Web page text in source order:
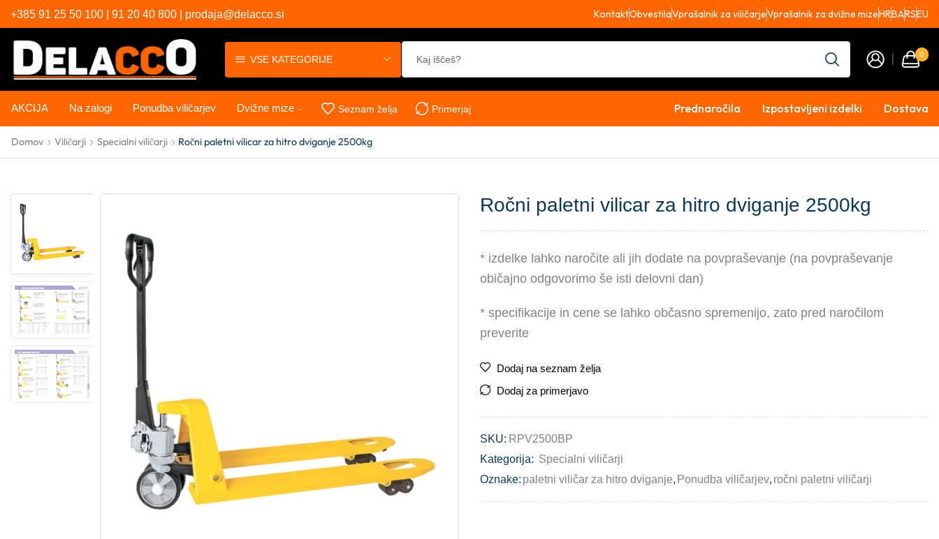
+385 91 25 50 100 | 91 20 40 800 | prodaja@delacco.si KontaktObvestilaVprašalnik za viličarjeVprašalnik za dvižne mizeHRBARSEU
VSE KATEGORIJE 0
AKCIJA Na zalogi Ponudba viličarjev Dvižne mize Seznam želja Primerjaj Prednaročila Izpostavljeni izdelki Dostava
Domov Viličarji Specialni viličarji Ročni paletni vilicar za hitro dviganje 2500kg
Ročni paletni vilicar za hitro dviganje 2500kg
* izdelke lahko naročite ali jih dodate na povpraševanje (na povpraševanje
običajno odgovorimo še isti delovni dan)
* specifikacije in cene se lahko občasno spremenijo, zato pred naročilom
preverite
Dodaj na seznam želja
Dodaj za primerjavo
SKU: RPV2500BP
Kategorija: Specialni viličarji
Oznake: paletni viličar za hitro dviganje, Ponudba viličarjev, ročni paletni viličarji